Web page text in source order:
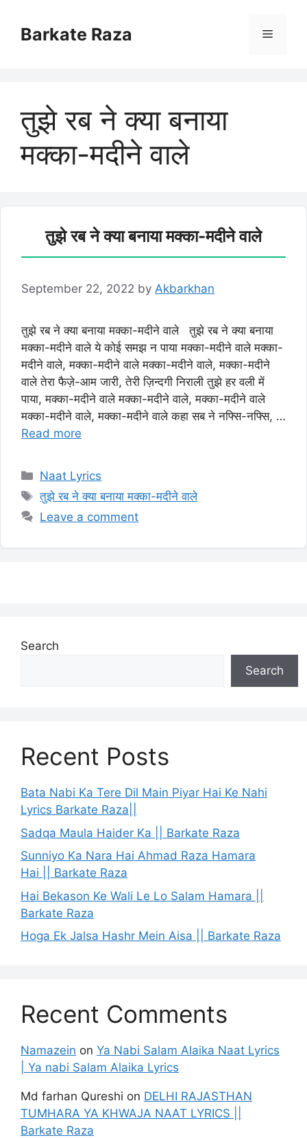
contentBarkate Raza Menu
तुझे रब ने क्या बनाया
मक्का-मदीने वाले
तुझे रब ने क्या बनाया मक्का-मदीने वाले
September 22, 2022 by Akbarkhan
तुझे रब ने क्या बनाया मक्का-मदीने वाले तुझे रब ने क्या बनाया
मक्का-मदीने वाले ये कोई समझ न पाया मक्का-मदीने वाले मक्का-
मदीने वाले, मक्का-मदीने वाले मक्का-मदीने वाले, मक्का-मदीने
वाले तेरा फैज़े-आम जारी, तेरी ज़िन्दगी निराली तुझे हर वली में
पाया, मक्का-मदीने वाले मक्का-मदीने वाले, मक्का-मदीने वाले
मक्का-मदीने वाले, मक्का-मदीने वाले कहा सब ने नफ्सि-नफ्सि, …
Read more
Categories
Naat Lyrics
Tags
तुझे रब ने क्या बनाया मक्का-मदीने वाले
Leave a comment
Search
Search
Recent Posts
Bata Nabi Ka Tere Dil Main Piyar Hai Ke Nahi
Lyrics Barkate Raza||
Sadqa Maula Haider Ka || Barkate Raza
Sunniyo Ka Nara Hai Ahmad Raza Hamara
Hai || Barkate Raza
Hai Bekason Ke Wali Le Lo Salam Hamara ||
Barkate Raza
Hoga Ek Jalsa Hashr Mein Aisa || Barkate Raza
Recent Comments
Namazein on Ya Nabi Salam Alaika Naat Lyrics
| Ya nabi Salam Alaika Lyrics
Md farhan Qureshi on DELHI RAJASTHAN
TUMHARA YA KHWAJA NAAT LYRICS ||
Barkate Raza